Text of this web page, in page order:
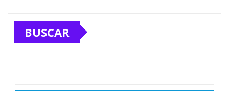
de
entradas
BUSCAR